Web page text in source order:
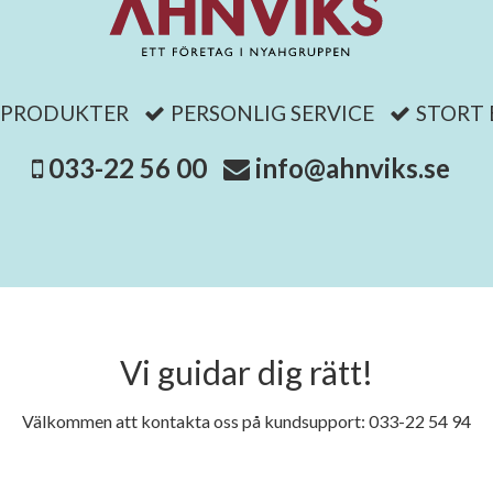
PERSONLIG SERVICE STORT
033-22 56 00 info@ahnviks.se
Vi guidar dig rätt!
Välkommen att kontakta oss på kundsupport: 033-22 54 94